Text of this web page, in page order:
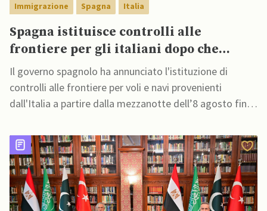
Immigrazione Spagna Italia
Spagna istituisce controlli alle
frontiere per gli italiani dopo che
Meloni si rifiuta di eliminare quelli per
gli spagnoli
Il governo spagnolo ha annunciato l'istituzione di
controlli alle frontiere per voli e navi provenienti
dall'Italia a partire dalla mezzanotte dell’8 agosto fino